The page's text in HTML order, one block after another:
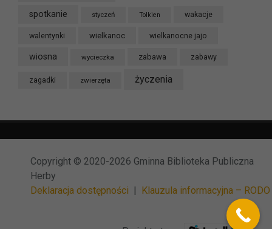
spotkanie styczeń Tolkien wakacje
walentynki wielkanoc wielkanocne jajo
wiosna wycieczka zabawa zabawy
zagadki zwierzęta życzenia
Copyright © 2020-2026 Gminna Biblioteka Publiczna
Herby
Deklaracja dostępności | Klauzula informacyjna – RODO